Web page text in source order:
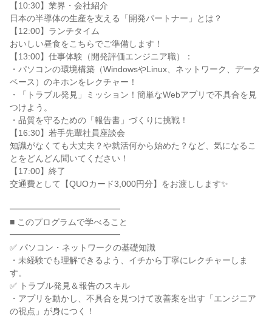
【10:30】業界・会社紹介
日本の半導体の生産を支える「開発パートナー」とは？
【12:00】ランチタイム
おいしい昼食をこちらでご準備します！
【13:00】仕事体験（開発評価エンジニア職）：
・パソコンの環境構築（WindowsやLinux、ネットワーク、データ
ベース）のキホンをレクチャー！
・「トラブル発見」ミッション！簡単なWebアプリで不具合を見
つけよう。
・品質を守るための「報告書」づくりに挑戦！
【16:30】若手先輩社員座談会
知識がなくても大丈夫？や就活何から始めた？など、気になるこ
とをどんどん聞いてください！
【17:00】終了
交通費として【QUOカード3,000円分】をお渡しします✨
━━━━━━━━━━━━━
■ このプログラムで学べること
━━━━━━━━━━━━━
✅ パソコン・ネットワークの基礎知識
・未経験でも理解できるよう、イチから丁寧にレクチャーしま
す。
✅ トラブル発見＆報告のスキル
・アプリを動かし、不具合を見つけて改善案を出す「エンジニア
の視点」が身につく！